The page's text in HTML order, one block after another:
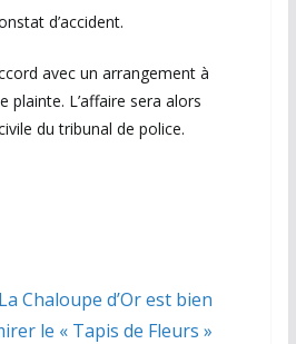
d’accident.
avec un arrangement à
plainte. L’affaire sera alors
du tribunal de police.
Chaloupe d’Or est bien
le « Tapis de Fleurs »